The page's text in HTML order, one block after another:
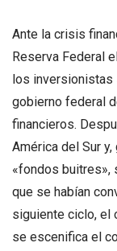
Ante la crisis
Reserva Federal
los inversionistas
gobierno federal
financieros.
América del Sur
«fondos buitres»,
que se habían
siguiente ciclo, el
se escenifica el